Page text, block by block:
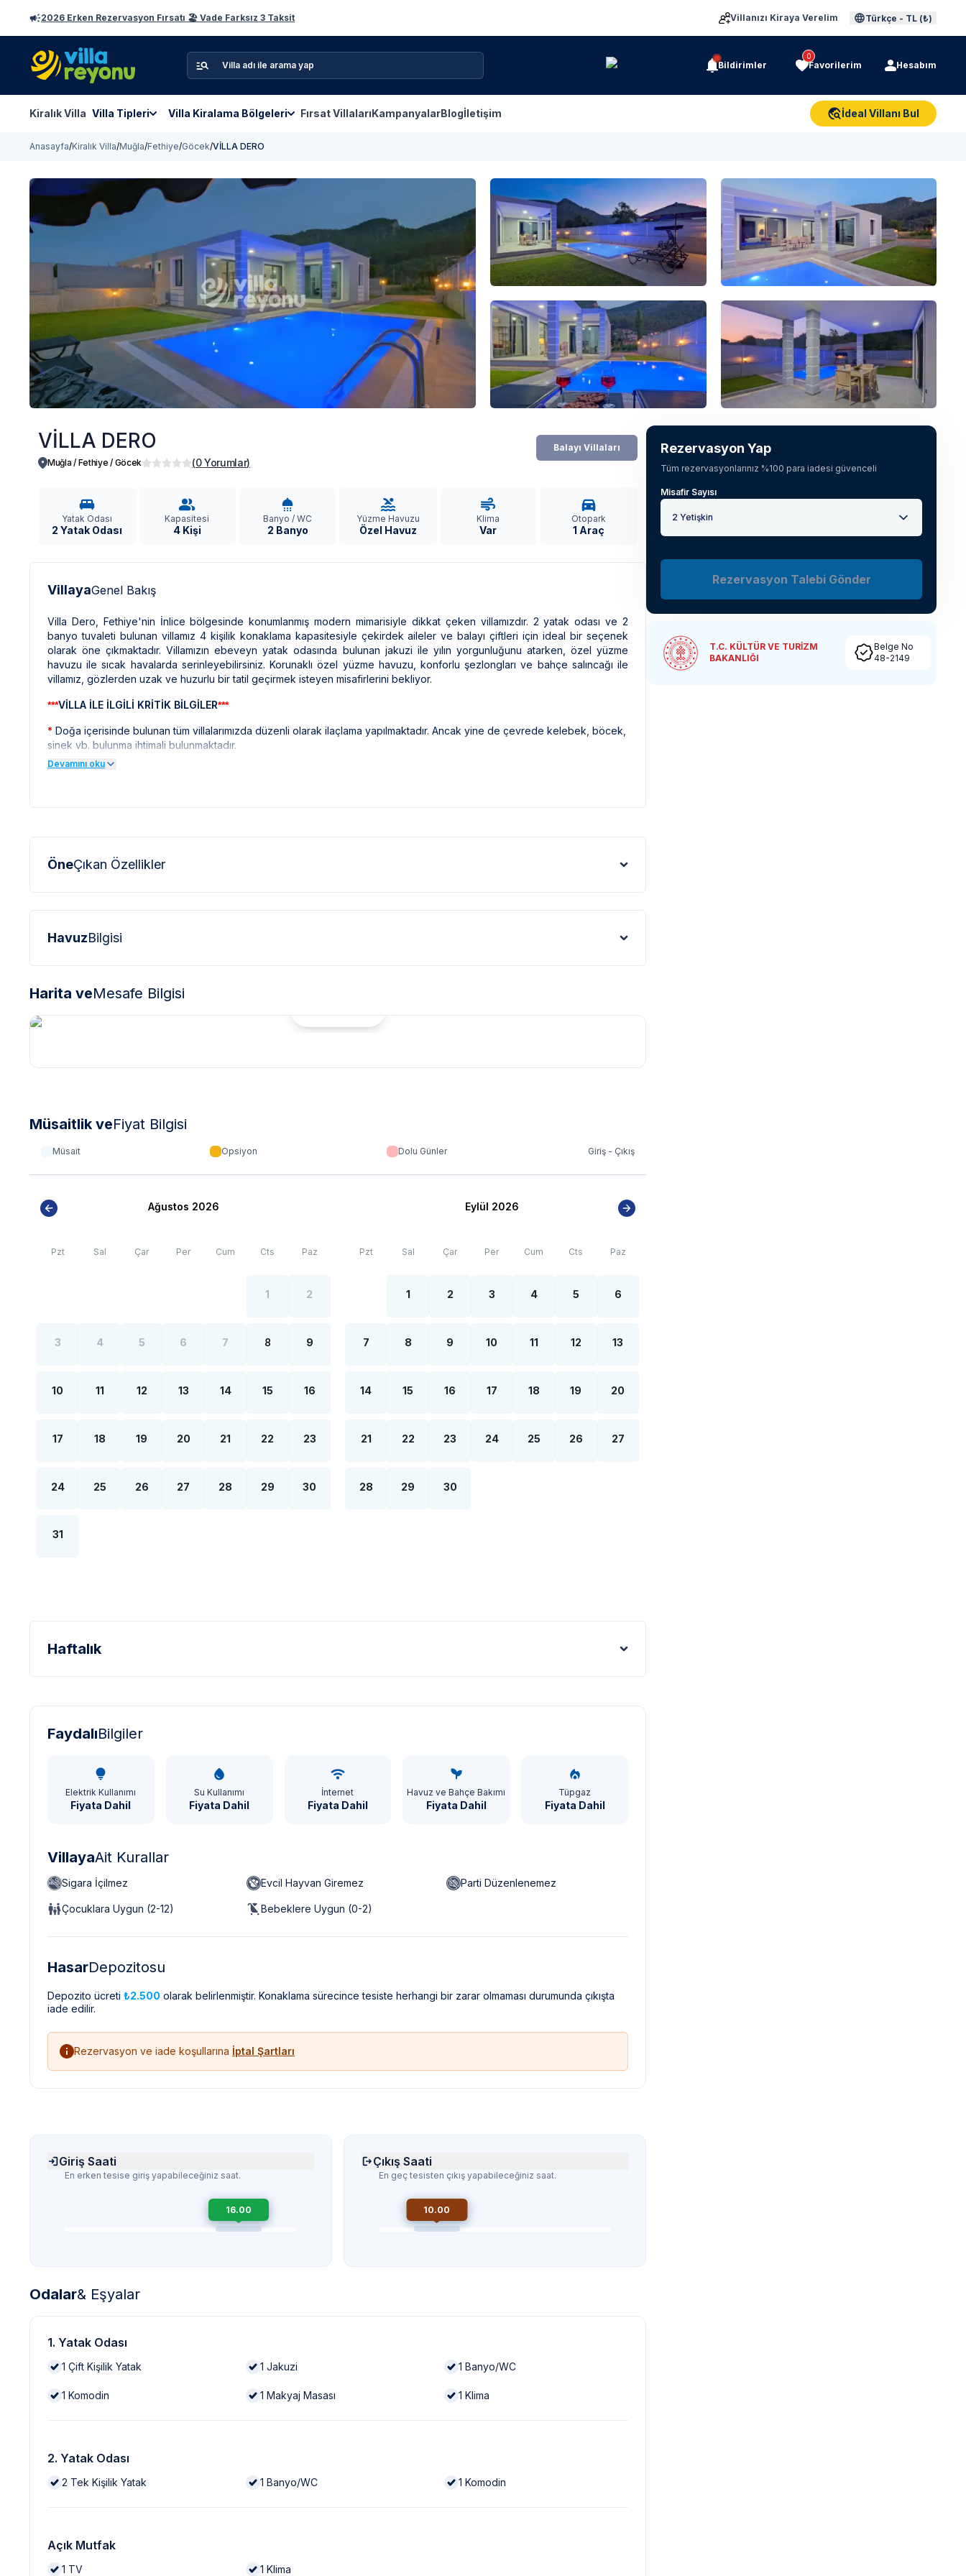
2026 Erken Rezervasyon Fırsatı 🏖️ Vade Farksız 3 Taksit Villanızı Kiraya Verelim Türkçe - TL (₺)
Bildirimler
0
Favorilerim Hesabım
Kiralık Villa Villa Tipleri Villa Kiralama Bölgeleri Fırsat VillalarıKampanyalarBlogİletişim İdeal Villanı Bul
Anasayfa/Kiralık Villa/Muğla/Fethiye/Göcek/VİLLA DERO
Tüm fotoğrafları gör
VİLLA DERO
Muğla / Fethiye / Göcek (0 Yorumlar)
Balayı Villaları
Yatak Odası
2 Yatak Odası
Kapasitesi
4 Kişi
Banyo / WC
2 Banyo
Yüzme Havuzu
Özel Havuz
Klima
Var
Otopark
1 Araç
VillayaGenel Bakış
Villa Dero, Fethiye'nin İnlice bölgesinde konumlanmış modern mimarisiyle dikkat çeken villamızdır. 2 yatak odası ve 2
banyo tuvaleti bulunan villamız 4 kişilik konaklama kapasitesiyle çekirdek aileler ve balayı çiftleri için ideal bir seçenek
olarak öne çıkmaktadır. Villamızın ebeveyn yatak odasında bulunan jakuzi ile yılın yorgunluğunu atarken, özel yüzme
havuzu ile sıcak havalarda serinleyebilirsiniz. Korunaklı özel yüzme havuzu, konforlu şezlongları ve bahçe salıncağı ile
villamız, gözlerden uzak ve huzurlu bir tatil geçirmek isteyen misafirlerini bekliyor.
***VİLLA İLE İLGİLİ KRİTİK BİLGİLER***
* Doğa içerisinde bulunan tüm villalarımızda düzenli olarak ilaçlama yapılmaktadır. Ancak yine de çevrede kelebek, böcek,
sinek vb. bulunma ihtimali bulunmaktadır.
*Bu evin resimleri sitemizde yer alan diğer evlerin resimleri gibi görüntüyü ekrana sığdırmak amacıyla, geniş açılı lens ve
Bu villalarımıza ulaşmak için yokuş yukarı çıkılması gerekmektedir. Bazı villalarımızın ise yolu stabilize(toprak)
Devamını oku
ÖneÇıkan Özellikler
HavuzBilgisi
Harita veMesafe Bilgisi
Müsaitlik veFiyat Bilgisi
Müsait Opsiyon Dolu Günler Giriş - Çıkış
Ağustos 2026
Pzt Sal Çar Per Cum Cts Paz
1 2
3 4 5 6 7 8 9
10 11 12 13 14 15 16
17 18 19 20 21 22 23
24 25 26 27 28 29 30
31
Eylül 2026
Pzt Sal Çar Per Cum Cts Paz
1 2 3 4 5 6
7 8 9 10 11 12 13
14 15 16 17 18 19 20
21 22 23 24 25 26 27
28 29 30
Haftalık
FaydalıBilgiler
Elektrik Kullanımı
Fiyata Dahil
Su Kullanımı
Fiyata Dahil
İnternet
Fiyata Dahil
Havuz ve Bahçe Bakımı
Fiyata Dahil
Tüpgaz
Fiyata Dahil
VillayaAit Kurallar
Sigara İçilmez Evcil Hayvan Giremez Parti Düzenlenemez
Çocuklara Uygun (2-12) Bebeklere Uygun (0-2)
HasarDepozitosu
Depozito ücreti ₺2.500 olarak belirlenmiştir. Konaklama sürecince tesiste herhangi bir zarar olmaması durumunda çıkışta
iade edilir.
Rezervasyon ve iade koşullarına İptal Şartları
Giriş Saati
En erken tesise giriş yapabileceğiniz saat.
16.00
Çıkış Saati
En geç tesisten çıkış yapabileceğiniz saat.
10.00
Odalar& Eşyalar
1. Yatak Odası
1 Çift Kişilik Yatak 1 Jakuzi 1 Banyo/WC
1 Komodin 1 Makyaj Masası 1 Klima
2. Yatak Odası
2 Tek Kişilik Yatak 1 Banyo/WC 1 Komodin
Açık Mutfak
1 TV 1 Klima
Rezervasyon Yap
Tüm rezervasyonlarınız %100 para iadesi güvenceli
Misafir Sayısı
2 Yetişkin
Rezervasyon Talebi Gönder
T.C. KÜLTÜR VE TURİZM
BAKANLIĞI
Belge No
48-2149